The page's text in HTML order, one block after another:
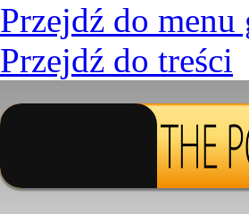
Przejdź do menu
Przejdź do treści